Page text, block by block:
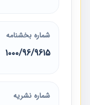
شماره بخشنامه
1000/96/9615
شماره نشریه